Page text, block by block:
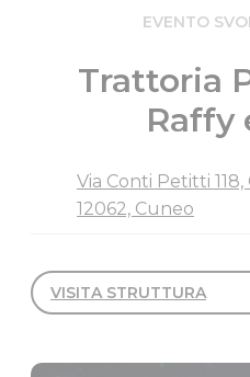
EVENTO
Trattoria
Raffy
Via Conti Petitti
12062, Cuneo
VISITA STRUTTURA